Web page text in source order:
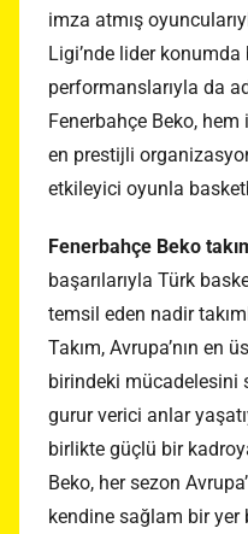
imza atmış
Ligi’nde lider
performanslarıyla da
Fenerbahçe Beko, hem
en prestijli
etkileyici oyunla
Fenerbahçe Beko
başarılarıyla Türk
temsil eden nadir
Takım, Avrupa’nın en
birindeki mücadelesini
gurur verici anlar
birlikte güçlü bir
Beko, her sezon
kendine sağlam bir yer